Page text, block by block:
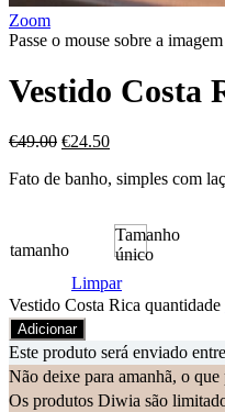
Zoom
Passe o mouse sobre a
Vestido Costa
€49.00 €24.50
Fato de banho, simples com
tamanho
Tamanho
único
Limpar
Vestido Costa Rica quantidade
Adicionar
Este produto será enviado
Não deixe para amanhã, o
Os produtos Diwia são